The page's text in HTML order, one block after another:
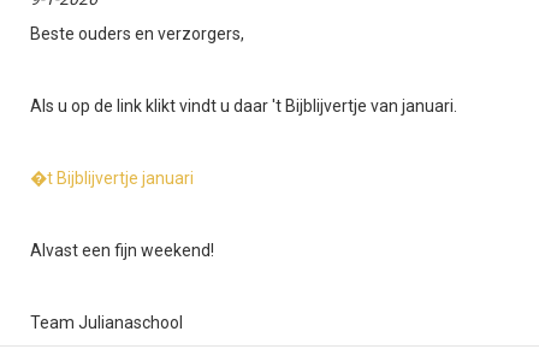
Beste ouders en verzorgers,
Als u op de link klikt vindt u daar 't Bijblijvertje van januari.
�t Bijblijvertje januari
Alvast een fijn weekend!
Team Julianaschool